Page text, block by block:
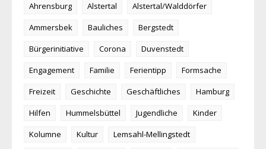
Ahrensburg Alstertal
Alstertal/Walddörfer
Ammersbek
Bauliches
Bergstedt
Bürgerinitiative
Corona
Duvenstedt
Engagement
Familie Ferientipp
Formsache
Freizeit
Geschichte Geschäftliches
Hamburg
Hilfen
Hummelsbüttel Jugendliche
Kinder
Kolumne
Kultur
Lemsahl-Mellingstedt